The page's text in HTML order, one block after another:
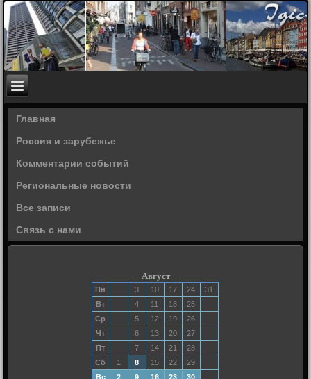
Главная
Россия и зарубежье
Комментарии событий
Региональные новости
Все записи
Связь с нами
Август
Пн 3 10 17 24
31
Вт
4 11 18
25
Ср
5 12 19
26
Чт
6 13 20
27
Пт
7 14 21
28
Сб
1 8 15 22
29
Вс
2 9 16 23 30